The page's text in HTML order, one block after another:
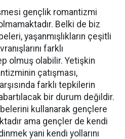
gençlik romantizmi
Belki de biz
yaşanmışlıkların çeşitli
farklı
olmuş olabilir. Yetişkin
çatışması,
farklı tepkilerin
bir durum değildir.
kullanarak gençlere
ama gençler de kendi
yani kendi yollarını